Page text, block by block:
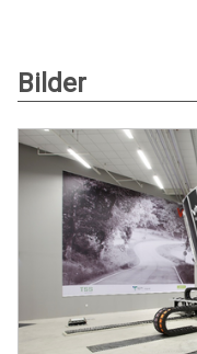
Bilder